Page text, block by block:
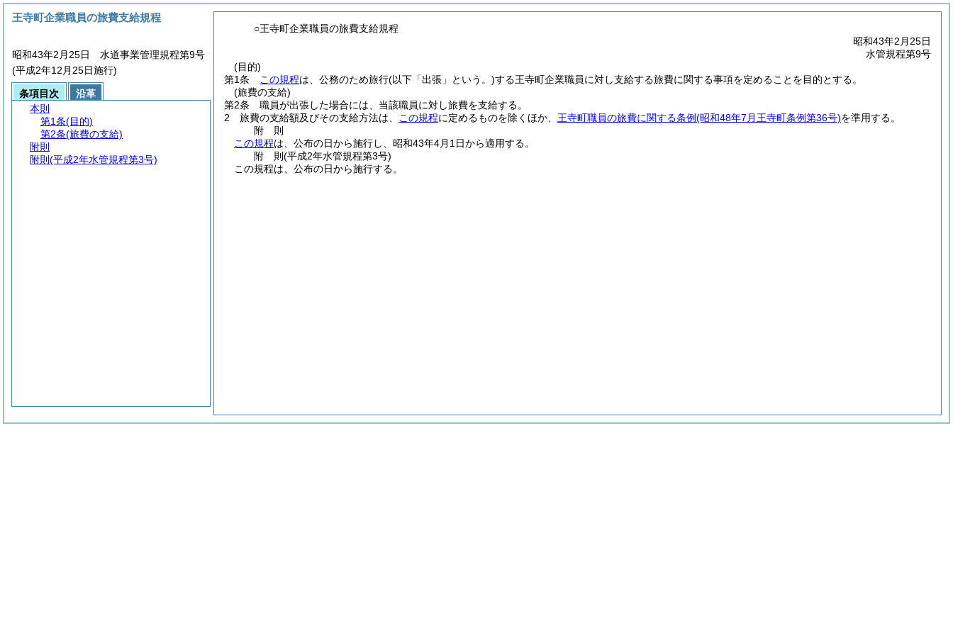
○王寺町企業職員の旅費支給規程
昭和43年2月25日
水管規程第9号
(目的)
第1条
この規程は、公務のため旅行(以下「出張」という。)する王寺町企業職員に対し支給する旅費に関する事項を定めることを目的とする。
(旅費の支給)
第2条
職員が出張した場合には、当該職員に対し旅費を支給する。
2
旅費の支給額及びその支給方法は、 この規程に定めるものを除くほか、 王寺町職員の旅費に関する条例(昭和48年7月王寺町条例第36号)を準用する。
附 則
この規程は、公布の日から施行し、昭和43年4月1日から適用する。
附 則(平成2年水管規程第3号)
この規程は、公布の日から施行する。
王寺町企業職員の旅費支給規程
昭和43年2月25日 水道事業管理規程第9号
(平成2年12月25日施行)
条項目次
沿革
本則
第1条(目的)
第2条(旅費の支給)
附則
附則 (平成2年水管規程第3号)